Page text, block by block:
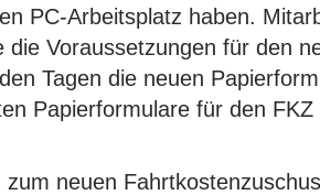
PC-Arbeitsplatz haben.
die Voraussetzungen für den
Tagen die neuen
Papierformulare für den
neuen